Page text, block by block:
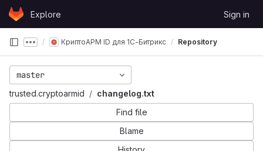
Skip to content
GitLabExplore Sign in
Show more breadcrumbs
КриптоАРМ ID для 1С-Битрикс Repository
master
trusted.cryptoarmid
changelog.txt
Find file
Blame